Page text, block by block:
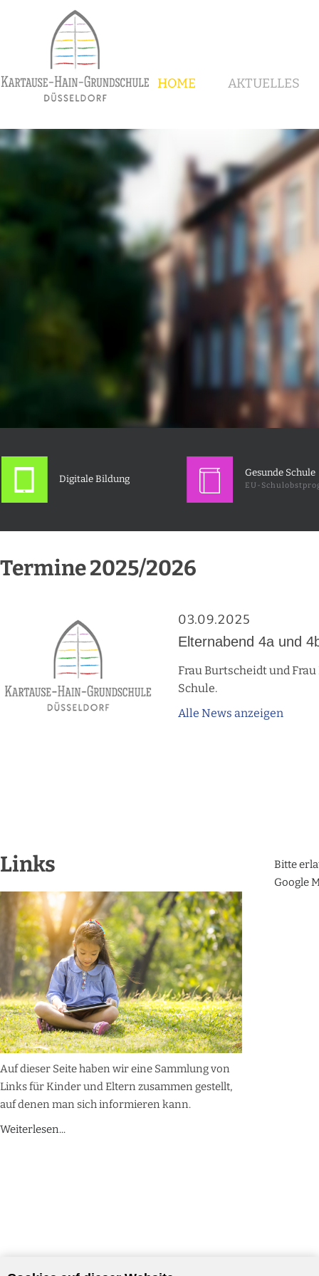
HOME AKTUELLES
Digitale Bildung
Gesunde Schule
EU-
Termine 2025/2026
03.09.2025
Elternabend 4a und
Frau Burtscheidt und
Schule.
Alle News anzeigen
Links
Auf dieser Seite haben wir eine Sammlung von
Links für Kinder und Eltern zusammen gestellt,
auf denen man sich informieren kann.
Weiterlesen...
Bitte
Google